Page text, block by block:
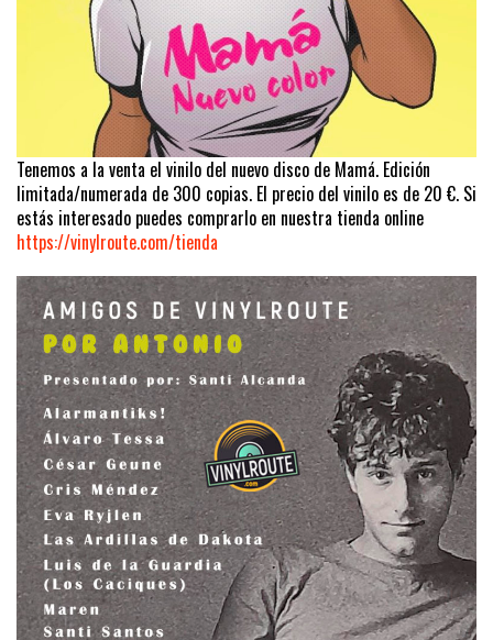
Tenemos a la venta el vinilo del nuevo disco de Mamá. Edición
limitada/numerada de 300 copias. El precio del vinilo es de 20 €. Si
estás interesado puedes comprarlo en nuestra tienda online
https://vinylroute.com/tienda